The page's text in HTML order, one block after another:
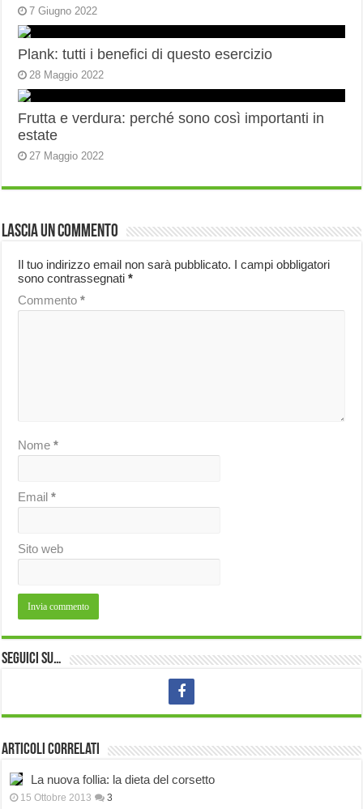
7 Giugno 2022
Plank: tutti i benefici di questo esercizio
28 Maggio 2022
Frutta e verdura: perché sono così importanti in
estate
27 Maggio 2022
Lascia un commento
Il tuo indirizzo email non sarà pubblicato. I campi obbligatori
sono contrassegnati*
Commento*
Nome*
Email*
Sito web
Seguici su…
Articoli correlati
La nuova follia: la dieta del corsetto
15 Ottobre 2013 3